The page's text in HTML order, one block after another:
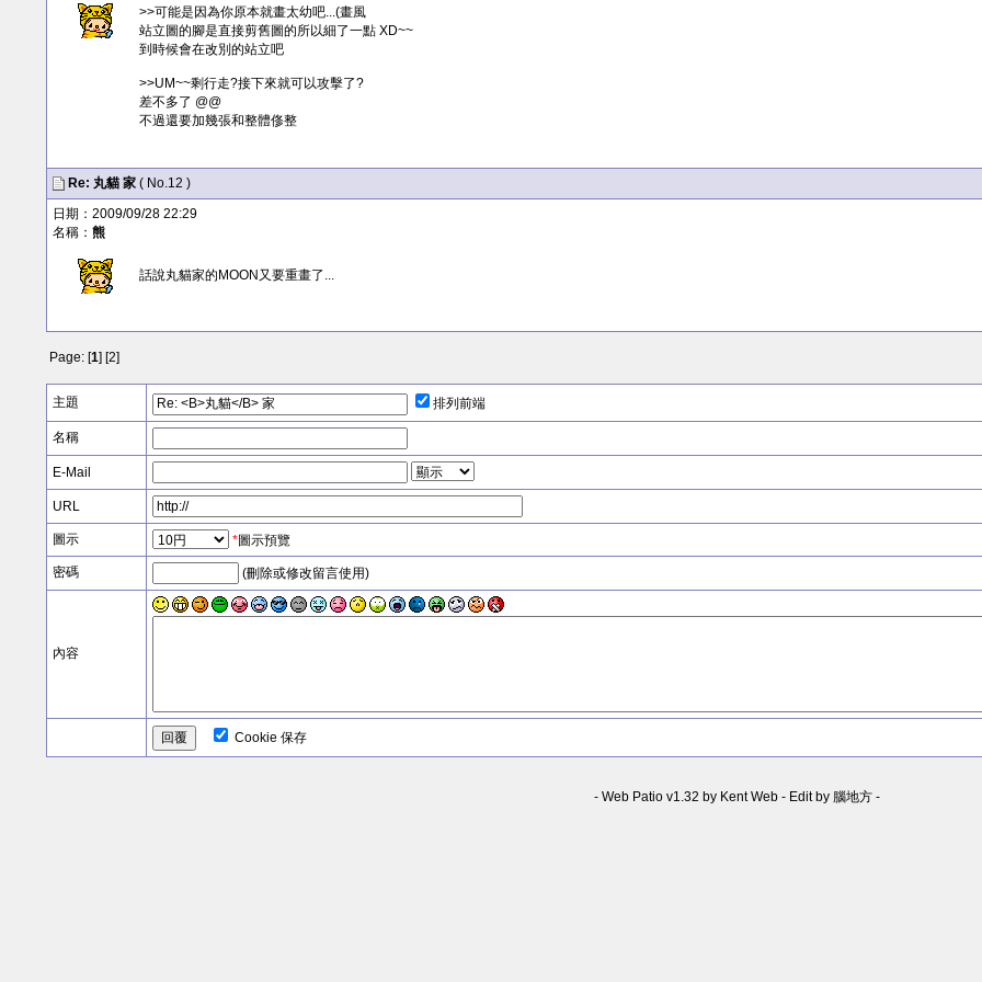
>>可能是因為你原本就畫太幼吧...(畫風
站立圖的腳是直接剪舊圖的所以細了一點 XD~~
到時候會在改別的站立吧
>>UM~~剩行走?接下來就可以攻擊了?
差不多了 @@
不過還要加幾張和整體俢整
Re: 丸貓家 ( No.12 )
日期：2009/09/28 22:29
名稱： 熊
話說丸貓家的MOON又要重畫了...
Page: [1] [2]
主題 排列前端
名稱
E-Mail
URL
圖示 *圖示預覽
密碼 (刪除或修改留言使用)
內容
Cookie 保存
- Web Patio v1.32 by Kent Web- Edit by 腦地方-